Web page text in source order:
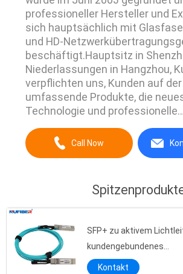
professioneller Hersteller und
sich hauptsächlich mit
und HD-
beschäftigt.Hauptsitz in
Niederlassungen in Hangzhou,
verpflichten uns, Kunden auf
umfassende Produkte, die
Technologie und professionelle
um Kunden zu helfen, eine
Netzwerkplattform
Call Now
SFP+ zu aktivem
kundengebundenes
Hochgeschwindigkeits-
Kontakt